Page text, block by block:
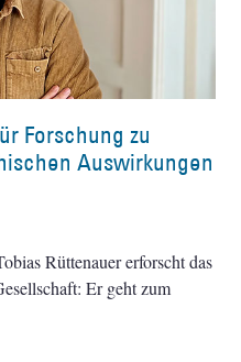
Forschung zu
Auswirkungen
Rüttenauer erforscht das
Er geht zum